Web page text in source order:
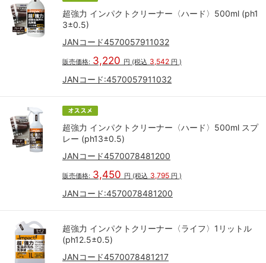
超強力 インパクトクリーナー〈ハード〉500ml (ph1
3±0.5)
JANコード4570057911032
販売価格: 3,220 円 (税込 3,542 円 )
JANコード:4570057911032
超強力 インパクトクリーナー〈ハード〉500ml スプ
レー (ph13±0.5)
JANコード4570078481200
販売価格: 3,450 円 (税込 3,795 円 )
JANコード:4570078481200
超強力 インパクトクリーナー〈ライフ〉1リットル
(ph12.5±0.5)
JANコード4570078481217